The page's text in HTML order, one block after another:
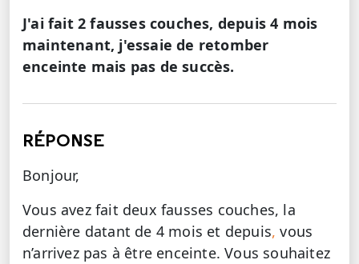
J'ai fait 2 fausses couches, depuis 4 mois
maintenant, j'essaie de retomber
enceinte mais pas de succès.
RÉPONSE
Bonjour,
Vous avez fait deux fausses couches, la
dernière datant de 4 mois et depuis,vous
n’arrivez pas à être enceinte. Vous souhaitez